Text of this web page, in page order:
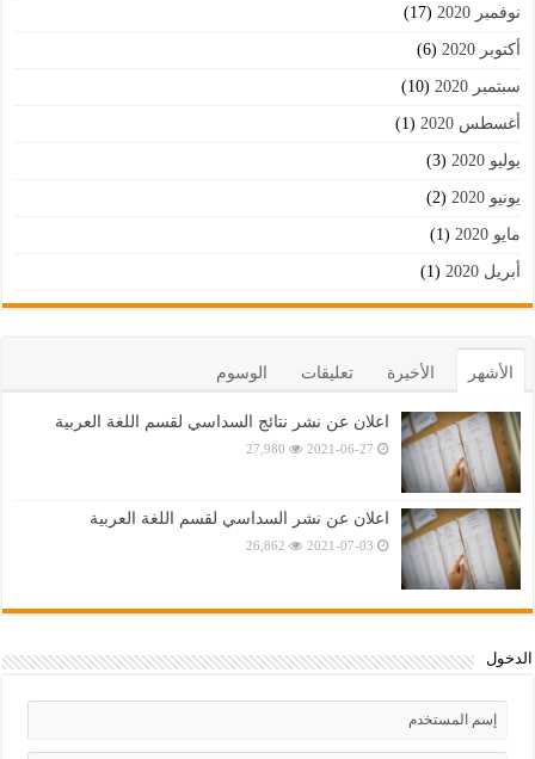
نوفمبر 2020 (17)
أكتوبر 2020 (6)
سبتمبر 2020 (10)
أغسطس 2020 (1)
يوليو 2020 (3)
يونيو 2020 (2)
مايو 2020 (1)
أبريل 2020 (1)
الأشهر الأخيرة تعليقات الوسوم
اعلان عن نشر نتائج السداسي لقسم اللغة العربية
2021-06-27
27,980
اعلان عن نشر السداسي لقسم اللغة العربية
2021-07-03
26,862
الدخول